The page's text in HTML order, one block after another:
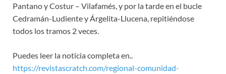
Pantano y Costur – Vilafamés, y por la tarde en el bucle
Cedramán-Ludiente y Árgelita-Llucena, repitiéndose
todos los tramos 2 veces.
Puedes leer la noticia completa en..
https://revistascratch.com/regional-comunidad-